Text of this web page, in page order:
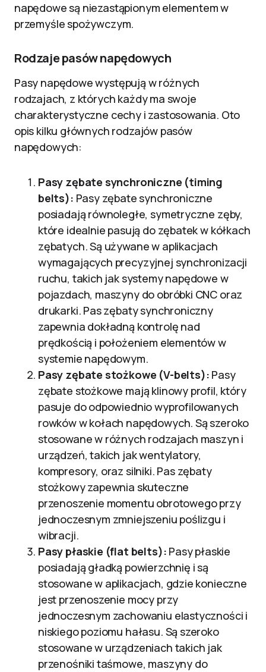
napędowe są niezastąpionym elementem w
przemyśle spożywczym.
Rodzaje pasów napędowych
Pasy napędowe występują w różnych
rodzajach, z których każdy ma swoje
charakterystyczne cechy i zastosowania. Oto
opis kilku głównych rodzajów pasów
napędowych:
Pasy zębate synchroniczne (timing
belts): Pasy zębate synchroniczne
posiadają równoległe, symetryczne zęby,
które idealnie pasują do zębatek w kółkach
zębatych. Są używane w aplikacjach
wymagających precyzyjnej synchronizacji
ruchu, takich jak systemy napędowe w
pojazdach, maszyny do obróbki CNC oraz
drukarki. Pas zębaty synchroniczny
zapewnia dokładną kontrolę nad
prędkością i położeniem elementów w
systemie napędowym.
Pasy zębate stożkowe (V-belts): Pasy
zębate stożkowe mają klinowy profil, który
pasuje do odpowiednio wyprofilowanych
rowków w kołach napędowych. Są szeroko
stosowane w różnych rodzajach maszyn i
urządzeń, takich jak wentylatory,
kompresory, oraz silniki. Pas zębaty
stożkowy zapewnia skuteczne
przenoszenie momentu obrotowego przy
jednoczesnym zmniejszeniu poślizgu i
wibracji.
Pasy płaskie (flat belts): Pasy płaskie
posiadają gładką powierzchnię i są
stosowane w aplikacjach, gdzie konieczne
jest przenoszenie mocy przy
jednoczesnym zachowaniu elastyczności i
niskiego poziomu hałasu. Są szeroko
stosowane w urządzeniach takich jak
przenośniki taśmowe, maszyny do